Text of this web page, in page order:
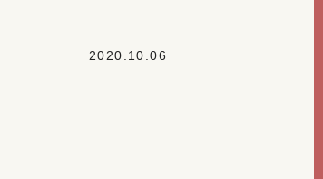
2020.10.06